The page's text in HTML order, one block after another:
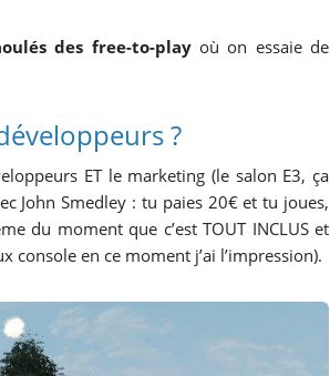
des free-to-playoù on essaie de
?
ET le marketing (le salon E3, ça
John Smedley : tu paies 20€ et tu joues,
du moment que c’est TOUT INCLUS et
console en ce moment j’ai l’impression).